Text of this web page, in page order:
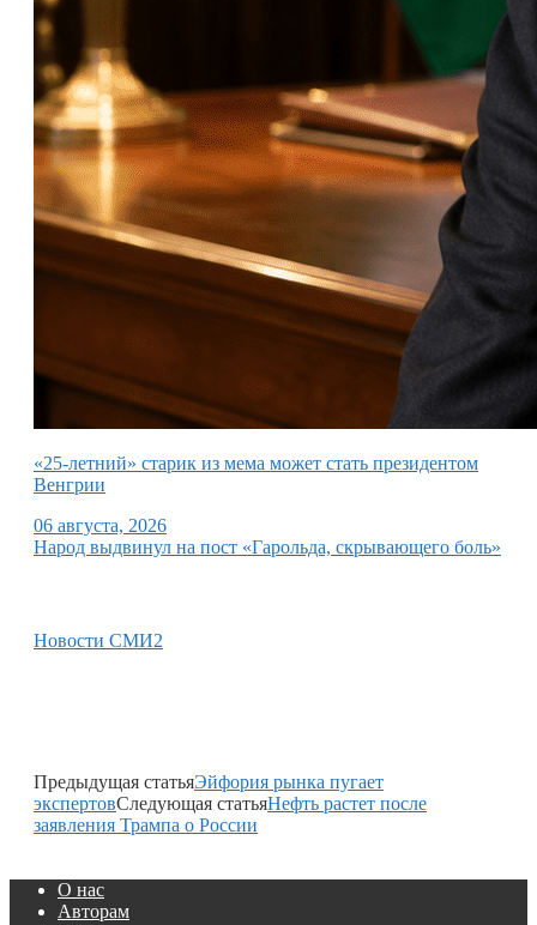
«25-летний» старик из мема может стать президентом
Венгрии
06 августа, 2026
Народ выдвинул на пост «Гарольда, скрывающего боль»
Новости СМИ2
Предыдущая статьяЭйфория рынка пугает
экспертовСледующая статьяНефть растет после
заявления Трампа о России
О нас
Авторам